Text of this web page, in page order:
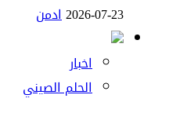
2026-07-23ادمن
اخبار
الحلم الصيني